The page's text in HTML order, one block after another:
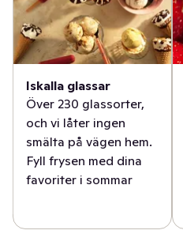
Iskalla glassar
Över 230 glassorter,
och vi låter ingen
smälta på vägen hem.
Fyll frysen med dina
favoriter i sommar